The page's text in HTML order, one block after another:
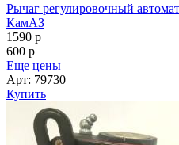
Рычаг регулировочный
КамАЗ
1590 p
600 p
Еще цены
Арт: 79730
Купить